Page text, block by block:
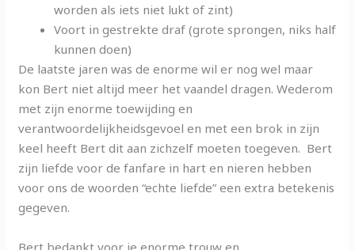
worden als iets niet lukt of zint)
Voort in gestrekte draf (grote sprongen, niks half
kunnen doen)
De laatste jaren was de enorme wil er nog wel maar
kon Bert niet altijd meer het vaandel dragen. Wederom
met zijn enorme toewijding en
verantwoordelijkheidsgevoel en met een brok in zijn
keel heeft Bert dit aan zichzelf moeten toegeven. Bert
zijn liefde voor de fanfare in hart en nieren hebben
voor ons de woorden “echte liefde” een extra betekenis
gegeven.
Bert bedankt voor je enorme trouw en